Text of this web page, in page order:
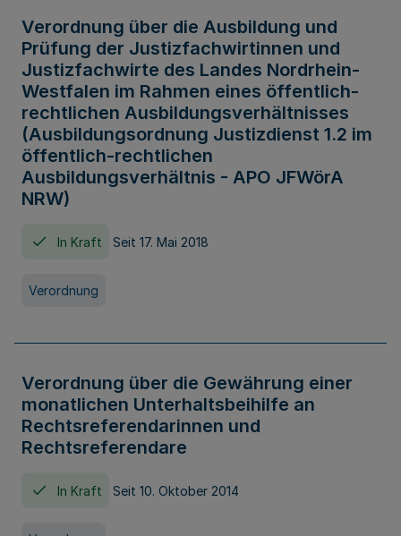
Verordnung über die Ausbildung und
Prüfung der Justizfachwirtinnen und
Justizfachwirte des Landes Nordrhein-
Westfalen im Rahmen eines öffentlich-
rechtlichen Ausbildungsverhältnisses
(Ausbildungsordnung Justizdienst 1.2 im
öffentlich-rechtlichen
Ausbildungsverhältnis - APO JFWörA
NRW)
In Kraft Seit 17. Mai 2018
Verordnung
Verordnung über die Gewährung einer
monatlichen Unterhaltsbeihilfe an
Rechtsreferendarinnen und
Rechtsreferendare
In Kraft Seit 10. Oktober 2014